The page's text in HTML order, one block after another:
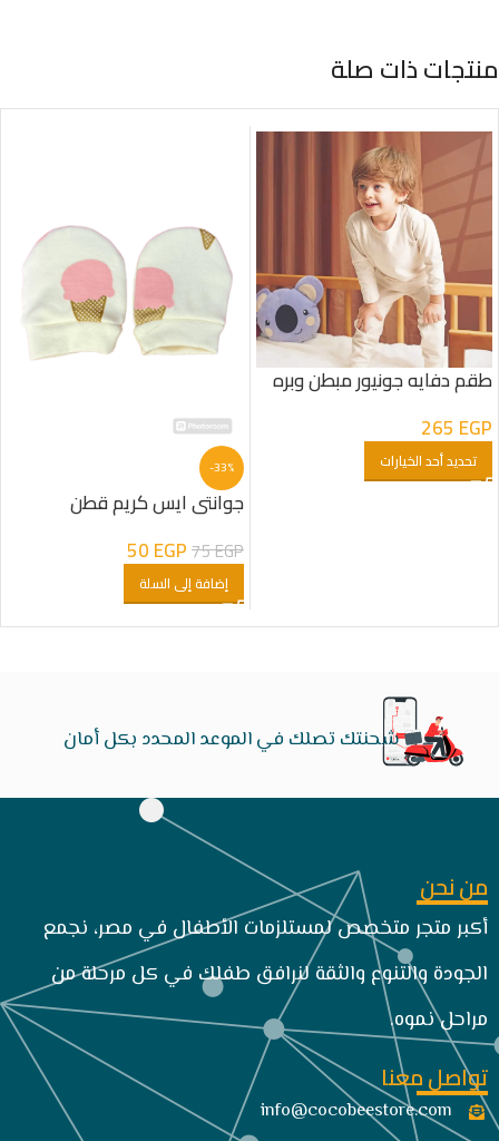
منتجات ذات صلة
طقم دفايه جونيور مبطن وبره
لون كريمى
265 EGP
تحديد أحد الخيارات -33%
جوانتى ايس كريم قطن
75EGP
50EGP
إضافة إلى السلة
شحنتك تصلك في الموعد المحدد بكل أمان
من نحن
أكبر متجر متخصص لمستلزمات الأطفال في مصر، نجمع
الجودة والتنوع والثقة لنرافق طفلك في كل مرحلة من
مراحل نموه.
تواصل معنا
info@cocobeestore.com​